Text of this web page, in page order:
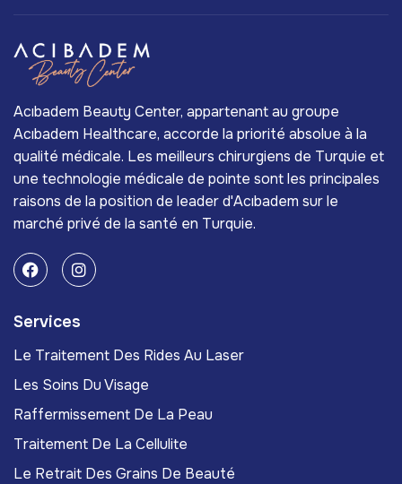
Acıbadem Beauty Center, appartenant au groupe
Acıbadem Healthcare, accorde la priorité absolue à la
qualité médicale. Les meilleurs chirurgiens de Turquie et
une technologie médicale de pointe sont les principales
raisons de la position de leader d'Acıbadem sur le
marché privé de la santé en Turquie.
Services
Le Traitement Des Rides Au Laser
Les Soins Du Visage
Raffermissement De La Peau
Traitement De La Cellulite
Le Retrait Des Grains De Beauté